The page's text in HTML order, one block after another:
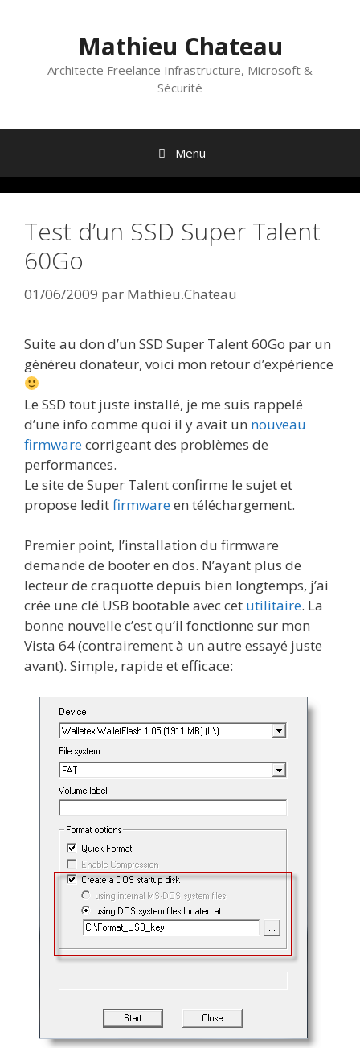
Mathieu Chateau
Architecte Freelance Infrastructure, Microsoft &
Sécurité
Menu
Test d’un SSD Super Talent
60Go
01/06/2009 par Mathieu.Chateau
Suite au don d’un SSD Super Talent 60Go par un
généreu donateur, voici mon retour d’expérience
Le SSD tout juste installé, je me suis rappelé
d’une info comme quoi il y avait un nouveau
firmwarecorrigeant des problèmes de
performances.
Le site de Super Talent confirme le sujet et
propose leditfirmwareen téléchargement.
Premier point, l’installation du firmware
demande de booter en dos. N’ayant plus de
lecteur de craquotte depuis bien longtemps, j’ai
crée une clé USB bootable avec cet utilitaire. La
bonne nouvelle c’est qu’il fonctionne sur mon
Vista 64 (contrairement à un autre essayé juste
avant). Simple, rapide et efficace: